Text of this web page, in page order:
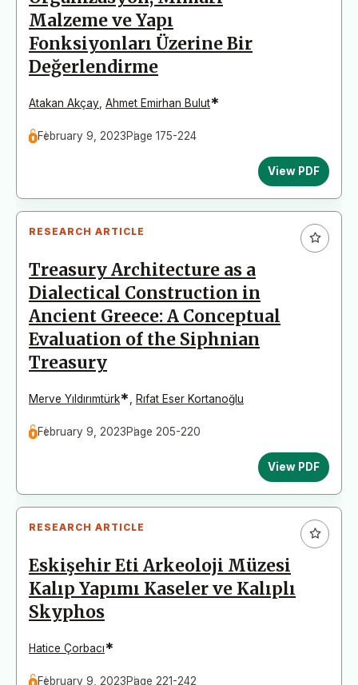
Malzeme ve Yapı
Fonksiyonları Üzerine Bir
Değerlendirme
Atakan Akçay Ahmet Emirhan Bulut*
February 9, 2023Page 175-224
View PDF
RESEARCH ARTICLE
Treasury Architecture as a
Dialectical Construction in
Ancient Greece: A Conceptual
Evaluation of the Siphnian
Treasury
Merve Yıldırımtürk* Rıfat Eser Kortanoğlu
February 9, 2023Page 205-220
View PDF
RESEARCH ARTICLE
Eskişehir Eti Arkeoloji Müzesi
Kalıp Yapımı Kaseler ve Kalıplı
Skyphos
Hatice Çorbacı*
February 9, 2023Page 221-242